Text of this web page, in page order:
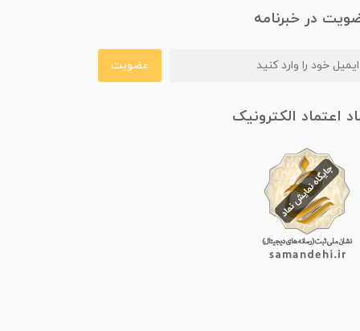
در خبرنامه
عضویت
اعتماد الکترونیک